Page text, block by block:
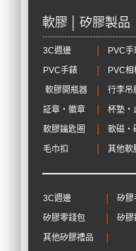
軟膠 │ 矽膠製品
3C週邊
PVC手
PVC手錶
PVC相
軟膠開瓶器
行李吊
証章‧徽章
杯墊‧
軟膠鑰匙圈
軟磁‧
毛巾扣
其他軟
3C週邊
矽膠
矽膠零錢包
矽膠
其他矽膠禮品